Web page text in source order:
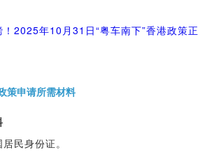
！2025年10月31日“粤车南下”香港政策正
策申请所需材料
民身份证。